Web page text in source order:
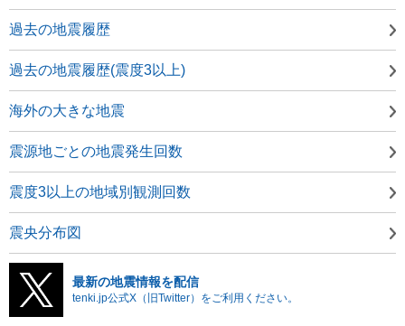
過去の地震履歴
過去の地震履歴(震度3以上)
海外の大きな地震
震源地ごとの地震発生回数
震度3以上の地域別観測回数
震央分布図
最新の地震情報を配信
tenki.jp公式X（旧Twitter）をご利用ください。